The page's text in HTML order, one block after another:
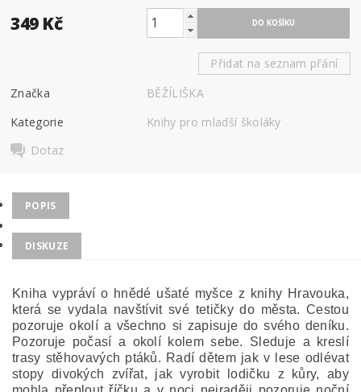
349 Kč
Přidat na seznam přání
Značka
BĚŽÍLIŠKA
Kategorie
Knihy pro mladší školáky
Dotaz
POPIS
DISKUZE
Kniha vypráví o hnědé ušaté myšce z knihy Hravouka,
která se vydala navštívit své tetičky do města. Cestou
pozoruje okolí a všechno si zapisuje do svého deníku.
Pozoruje počasí a okolí kolem sebe. Sleduje a kreslí
trasy stěhovavých ptáků. Radí dětem jak v lese odlévat
stopy divokých zvířat, jak vyrobit lodičku z kůry, aby